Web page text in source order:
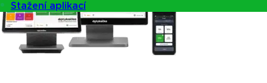
Stažení aplikací